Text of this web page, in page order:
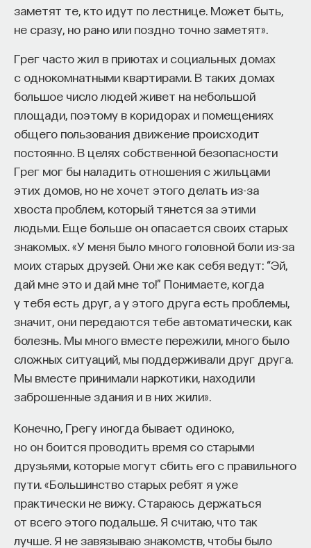
заметят те, кто идут по лестнице. Может быть,
не сразу, но рано или поздно точно заметят».
Грег часто жил в приютах и социальных домах
с однокомнатными квартирами. В таких домах
большое число людей живет на небольшой
площади, поэтому в коридорах и помещениях
общего пользования движение происходит
постоянно. В целях собственной безопасности
Грег мог бы наладить отношения с жильцами
этих домов, но не хочет этого делать из-за
хвоста проблем, который тянется за этими
людьми. Еще больше он опасается своих старых
знакомых. «У меня было много головной боли из-за
моих старых друзей. Они же как себя ведут: “Эй,
дай мне это и дай мне то!” Понимаете, когда
у тебя есть друг, а у этого друга есть проблемы,
значит, они передаются тебе автоматически, как
болезнь. Мы много вместе пережили, много было
сложных ситуаций, мы поддерживали друг друга.
Мы вместе принимали наркотики, находили
заброшенные здания и в них жили».
Конечно, Грегу иногда бывает одиноко,
но он боится проводить время со старыми
друзьями, которые могут сбить его с правильного
пути. «Большинство старых ребят я уже
практически не вижу. Стараюсь держаться
от всего этого подальше. Я считаю, что так
лучше. Я не завязываю знакомств, чтобы было